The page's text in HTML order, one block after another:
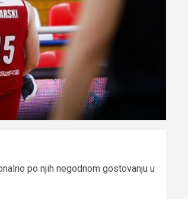
po njih negodnom gostovanju u